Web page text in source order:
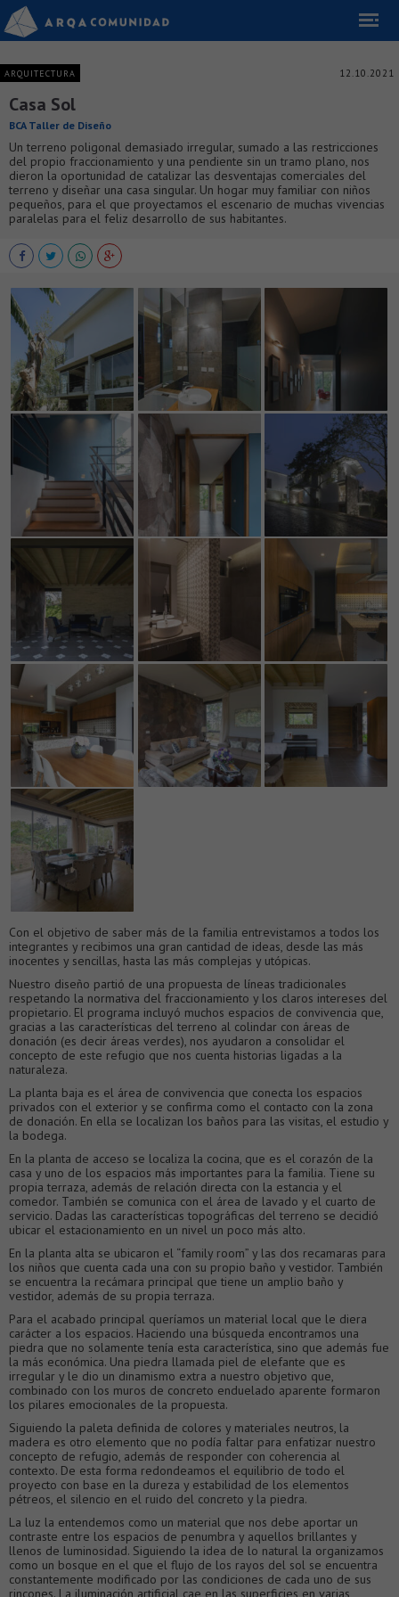
ARQUITECTURA 12.10.2021
Casa Sol
BCA Taller de Diseño
Un terreno poligonal demasiado irregular, sumado a las restricciones
del propio fraccionamiento y una pendiente sin un tramo plano, nos
dieron la oportunidad de catalizar las desventajas comerciales del
terreno y diseñar una casa singular. Un hogar muy familiar con niños
pequeños, para el que proyectamos el escenario de muchas vivencias
paralelas para el feliz desarrollo de sus habitantes.
Con el objetivo de saber más de la familia entrevistamos a todos los
integrantes y recibimos una gran cantidad de ideas, desde las más
inocentes y sencillas, hasta las más complejas y utópicas.
Nuestro diseño partió de una propuesta de líneas tradicionales
respetando la normativa del fraccionamiento y los claros intereses del
propietario. El programa incluyó muchos espacios de convivencia que,
gracias a las características del terreno al colindar con áreas de
donación (es decir áreas verdes), nos ayudaron a consolidar el
concepto de este refugio que nos cuenta historias ligadas a la
naturaleza.
La planta baja es el área de convivencia que conecta los espacios
privados con el exterior y se confirma como el contacto con la zona
de donación. En ella se localizan los baños para las visitas, el estudio y
la bodega.
En la planta de acceso se localiza la cocina, que es el corazón de la
casa y uno de los espacios más importantes para la familia. Tiene su
propia terraza, además de relación directa con la estancia y el
comedor. También se comunica con el área de lavado y el cuarto de
servicio. Dadas las características topográficas del terreno se decidió
ubicar el estacionamiento en un nivel un poco más alto.
En la planta alta se ubicaron el “family room” y las dos recamaras para
los niños que cuenta cada una con su propio baño y vestidor. También
se encuentra la recámara principal que tiene un amplio baño y
vestidor, además de su propia terraza.
Para el acabado principal queríamos un material local que le diera
carácter a los espacios. Haciendo una búsqueda encontramos una
piedra que no solamente tenía esta característica, sino que además fue
la más económica. Una piedra llamada piel de elefante que es
irregular y le dio un dinamismo extra a nuestro objetivo que,
combinado con los muros de concreto enduelado aparente formaron
los pilares emocionales de la propuesta.
Siguiendo la paleta definida de colores y materiales neutros, la
madera es otro elemento que no podía faltar para enfatizar nuestro
concepto de refugio, además de responder con coherencia al
contexto. De esta forma redondeamos el equilibrio de todo el
proyecto con base en la dureza y estabilidad de los elementos
pétreos, el silencio en el ruido del concreto y la piedra.
La luz la entendemos como un material que nos debe aportar un
contraste entre los espacios de penumbra y aquellos brillantes y
llenos de luminosidad. Siguiendo la idea de lo natural la organizamos
como un bosque en el que el flujo de los rayos del sol se encuentra
constantemente modificado por las condiciones de cada uno de sus